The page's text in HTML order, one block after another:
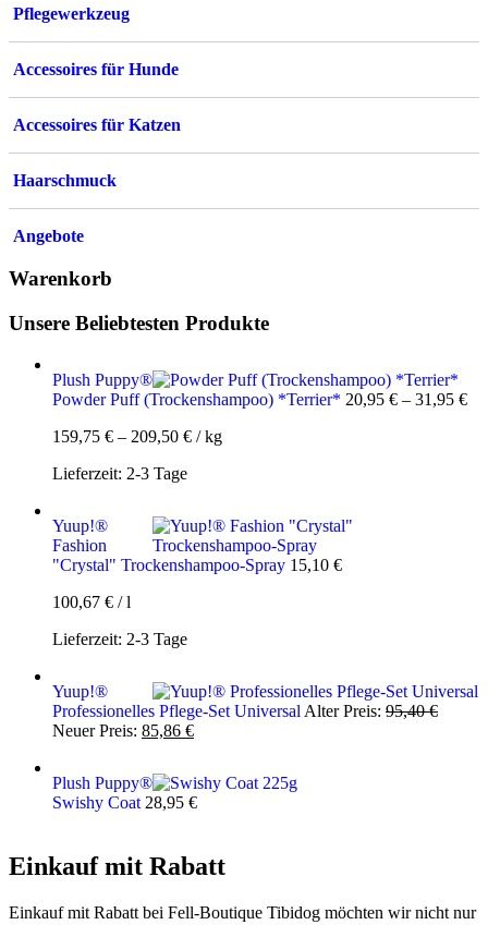
Pflegewerkzeug
Accessoires für Hunde
Accessoires für Katzen
Haarschmuck
Angebote
Warenkorb
Unsere Beliebtesten Produkte
Plush Puppy®
Powder Puff (Trockenshampoo) *Terrier* 20,95 € – 31,95 €
159,75 € – 209,50 € /kg
Lieferzeit: 2-3 Tage
Yuup!®
Fashion
"Crystal" Trockenshampoo-Spray 15,10 €
100,67 € /l
Lieferzeit: 2-3 Tage
Yuup!®
Professionelles Pflege-Set UniversalAlter Preis: 95,40€
Neuer Preis: 85,86 €Aktueller
85,86 €.
Plush Puppy®
Swishy Coat 28,95 €
Einkauf mit Rabatt
Einkauf mit Rabatt bei Fell-Boutique Tibidog möchten wir nicht nur